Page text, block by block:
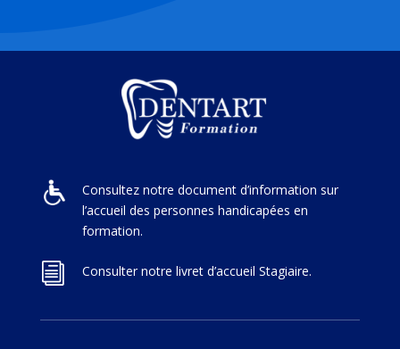
Consultez notre document d’information sur
l’accueil des personnes handicapées en
formation.
i Consulter notre livret d’accueil Stagiaire.